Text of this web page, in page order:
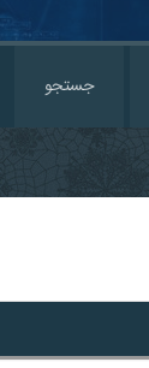
جستجو